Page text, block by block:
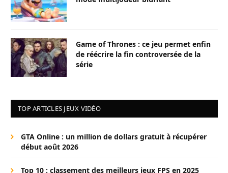
Game of Thrones : ce jeu permet enfin
de réécrire la fin controversée de la
série
TOP ARTICLES JEUX VIDÉO
GTA Online : un million de dollars gratuit à récupérer
début août 2026
Top 10 : classement des meilleurs jeux FPS en 2025